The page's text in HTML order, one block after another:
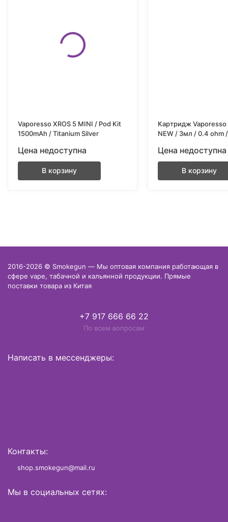
Vaporesso XROS 5 MINI / Pod Kit
1500mAh / Titanium Silver
Цена недоступна
В корзину
Картридж Vaporesso
NEW / 3мл / 0.4 ohm
Цена недоступна
В корзину
2016-2026 © Smokegun — Мы оптовая компания работающая в
сфере vape, табачной и кальянной продукции. Прямые
поставки товара из Китая
+7 917 666 66 22
По всем вопросам
Написать в мессенджеры:
Контакты:
shop.smokegun@mail.ru
Мы в социальных сетях: